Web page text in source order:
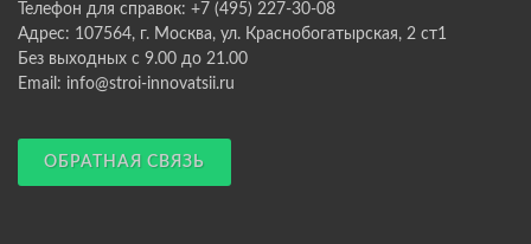
Телефон для справок: +7 (495) 227-30-08
Адрес: 107564, г. Москва, ул. Краснобогатырская, 2 ст1
Без выходных с 9.00 до 21.00
Email: info@stroi-innovatsii.ru
ОБРАТНАЯ СВЯЗЬ